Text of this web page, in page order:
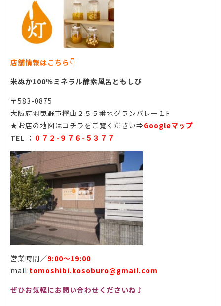
店舗情報はこちら 👇
米ぬか100％ミネラル酵素風呂ともしび
〒583-0875
大阪府羽曳野市樫山２５５番地グランバレー１F
★お店の地図はコチラをご覧ください⇒Googleマップ
TEL ： ０７２-９７６-５３７７
営業時間／9:00〜19:00
mail:tomoshibi.kosoburo@gmail.com
ぜひお気軽にお問い合わせくださいね♪